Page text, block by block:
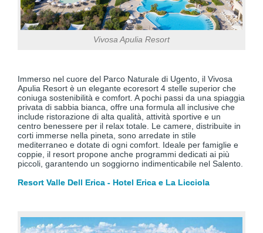
Vivosa Apulia Resort
Immerso nel cuore del Parco Naturale di Ugento, il Vivosa
Apulia Resort è un elegante ecoresort 4 stelle superior che
coniuga sostenibilità e comfort. A pochi passi da una spiaggia
privata di sabbia bianca, offre una formula all inclusive che
include ristorazione di alta qualità, attività sportive e un
centro benessere per il relax totale. Le camere, distribuite in
corti immerse nella pineta, sono arredate in stile
mediterraneo e dotate di ogni comfort. Ideale per famiglie e
coppie, il resort propone anche programmi dedicati ai più
piccoli, garantendo un soggiorno indimenticabile nel Salento.
Resort Valle Dell Erica - Hotel Erica e La Licciola